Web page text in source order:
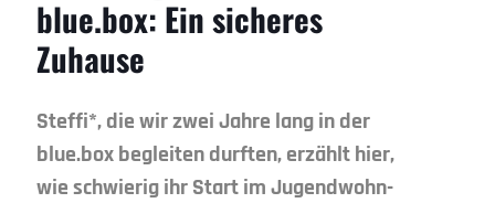
blue.box: Ein sicheres
Zuhause
Steffi*, die wir zwei Jahre lang in der
blue.box be­glei­ten durf­ten, er­zählt hier,
wie schwier­ig ihr Start im Jugend­wohn­